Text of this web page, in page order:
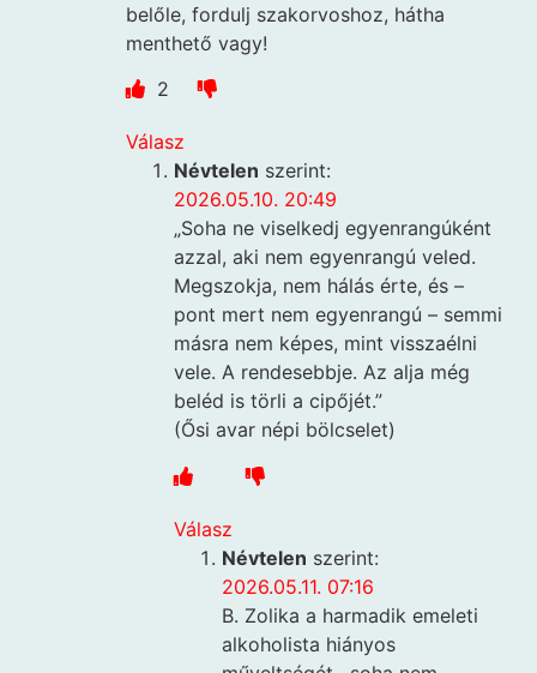
belőle, fordulj szakorvoshoz, hátha
menthető vagy!
2
Válasz
Névtelen szerint:
2026.05.10. 20:49
„Soha ne viselkedj egyenrangúként
azzal, aki nem egyenrangú veled.
Megszokja, nem hálás érte, és –
pont mert nem egyenrangú – semmi
másra nem képes, mint visszaélni
vele. A rendesebbje. Az alja még
beléd is törli a cipőjét.”
(Ősi avar népi bölcselet)
Válasz
Névtelen szerint:
2026.05.11. 07:16
B. Zolika a harmadik emeleti
alkoholista hiányos